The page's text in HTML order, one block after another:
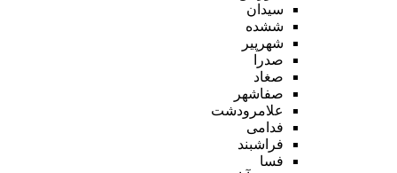
سیدان
ششده
شهرپیر
صدرا
صغاد
صفاشهر
علامرودشت
فدامی
فراشبند
فسا